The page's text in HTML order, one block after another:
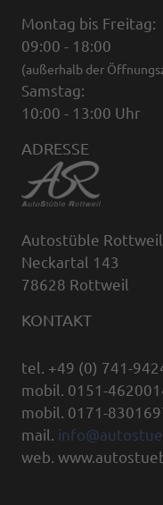
Montag bis Freitag:
09:00 - 18:00
(außerhalb der
Samstag:
10:00 - 13:00 Uhr
ADRESSE
Autostüble Rottweil
Neckartal 143
78628 Rottweil
KONTAKT
tel. +49 (0) 741-
mobil. 0151-
mobil. 0171-
mail.
web.